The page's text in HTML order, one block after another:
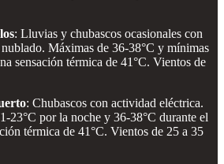
: Lluvias y chubascos ocasionales con
Máximas de 36-38°C y mínimas
sensación térmica de 41°C. Vientos de
: Chubascos con actividad eléctrica.
23°C por la noche y 36-38°C durante el
térmica de 41°C. Vientos de 25 a 35